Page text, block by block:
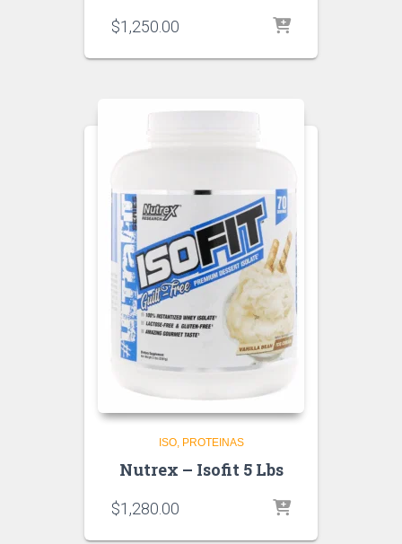
$1,250.00
ISO PROTEINAS
Nutrex – Isofit 5 Lbs
$1,280.00